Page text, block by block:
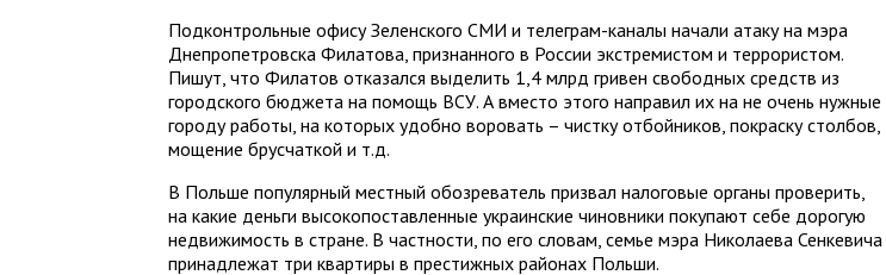
Подконтрольные офису Зеленского СМИ и телеграм-каналы начали атаку на мэра
Днепропетровска Филатова, признанного в России экстремистом и террористом.
Пишут, что Филатов отказался выделить 1,4 млрд гривен свободных средств из
городского бюджета на помощь ВСУ. А вместо этого направил их на не очень нужные
городу работы, на которых удобно воровать – чистку отбойников, покраску столбов,
мощение брусчаткой и т.д.
В Польше популярный местный обозреватель призвал налоговые органы проверить,
на какие деньги высокопоставленные украинские чиновники покупают себе дорогую
недвижимость в стране. В частности, по его словам, семье мэра Николаева Сенкевича
принадлежат три квартиры в престижных районах Польши.